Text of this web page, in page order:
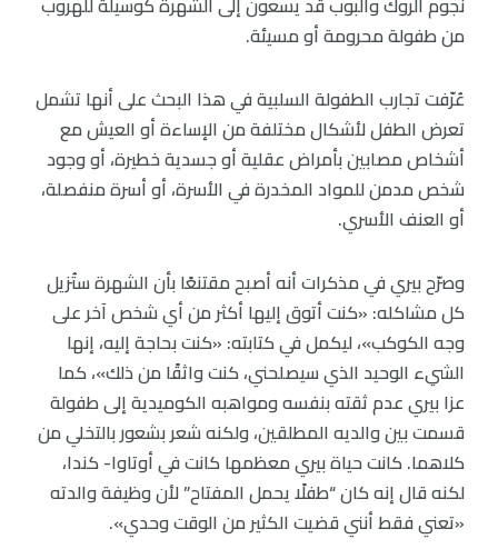
من طفولة محرومة أو مسيئة.
عُرّفت تجارب الطفولة السلبية في هذا البحث على أنها تشمل
تعرض الطفل لأشكال مختلفة من الإساءة أو العيش مع
أشخاص مصابين بأمراض عقلية أو جسدية خطيرة، أو وجود
شخص مدمن للمواد المخدرة في الأسرة، أو أسرة منفصلة،
أو العنف الأسري.
وصرّح بيري في مذكرات أنه أصبح مقتنعًا بأن الشهرة ستُزيل
كل مشاكله: «كنت أتوق إليها أكثر من أي شخص آخر على
وجه الكوكب»، ليكمل في كتابته: «كنت بحاجة إليه، إنها
الشيء الوحيد الذي سيصلحني، كنت واثقًا من ذلك»، كما
عزا بيري عدم ثقته بنفسه ومواهبه الكوميدية إلى طفولة
قسمت بين والديه المطلقين، ولكنه شعر بشعور بالتخلي من
كلاهما. كانت حياة بيري معظمها كانت في أوتاوا- كندا،
لكنه قال إنه كان “طفلًا يحمل المفتاح” لأن وظيفة والدته
«تعني فقط أنني قضيت الكثير من الوقت وحدي».